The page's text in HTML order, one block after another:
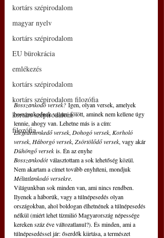
kortárs szépirodalom
magyar nyelv
kortárs szépirodalom
EU bürokrácia
emlékezés
kortárs szépirodalom
kortárs szépirodalom filozófia
kortárs szépirodalom
filozófia
Bosszankodó versek? Igen, olyan versek, amelyek
bosszankodnak valami fölött, aminek nem kellene úgy
lennie, ahogy van. Lehetne más is a cím:
Elégedetlenkedő versek, Dohogó versek, Korholó
versek, Háborgó versek, Zsörtölődő versek, vagy akár
Dühöngő versek is. Én az enyhe
Bosszankodót választottam a sok lehetőség közül.
Nem akartam a címet tovább enyhíteni, mondjuk
Méltatlankodó versekre.
Világunkban sok minden van, ami nincs rendben.
Ilyenek a háborúk, vagy a túlnépesedés olyan
országokban, ahol boldogan élhetnének a túlnépesedés
nélkül (miért lehet tízmilió Magyarország népessége
kereken száz éve változatlanul?). És minden, ami a
túlnépesedéssel jár: őserdők kiirtása, a természet